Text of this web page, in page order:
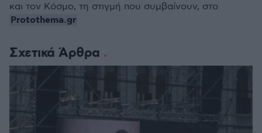
Σχετικά Άρθρα
και τον Κόσμο, τη στιγμή που συμβαίνουν, στο
Protothema.gr